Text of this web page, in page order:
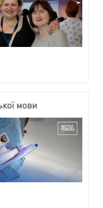
мови